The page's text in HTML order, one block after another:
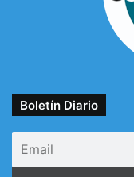
Boletín Diario